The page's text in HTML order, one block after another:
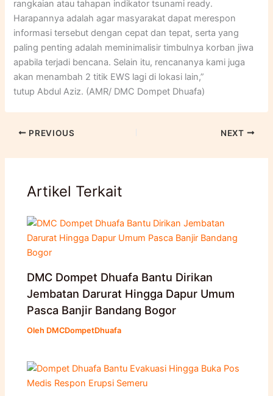
rangkaian atau tahapan indikator tsunami ready.
Harapannya adalah agar masyarakat dapat merespon
informasi tersebut dengan cepat dan tepat, serta yang
paling penting adalah meminimalisir timbulnya korban jiwa
apabila terjadi bencana. Selain itu, rencananya kami juga
akan menambah 2 titik EWS lagi di lokasi lain,”
tutup Abdul Aziz. (AMR/ DMC Dompet Dhuafa)
PREVIOUS NEXT
Artikel Terkait
DMC Dompet Dhuafa Bantu Dirikan
Jembatan Darurat Hingga Dapur Umum
Pasca Banjir Bandang Bogor
Oleh DMCDompetDhuafa